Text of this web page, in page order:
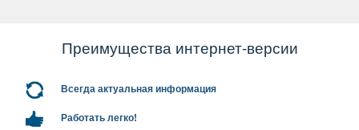
Преимущества интернет-версии
сегда актуальная информация
Работать легко!